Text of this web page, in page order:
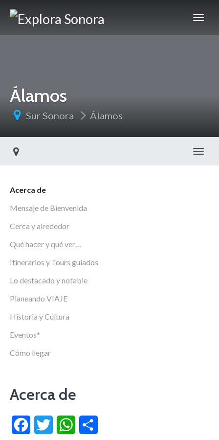
Álamos
Sur Sonora Álamos
Acerca de
Mensaje de Bienvenida
Cerca y alrededor
Qué hacer y qué ver…
Itinerarios y Tours guiados
Lo destacado y notable
Planeando VIAJE
Historia y Cultura
Eventos*
Cómo llegar
Acerca de
FacebookTwitter WhatsApp